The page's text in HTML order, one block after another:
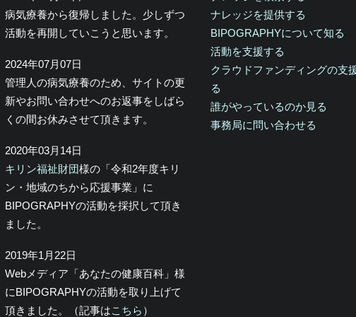
病気療養から復帰しました。少しずつ
活動を再開していこうと思います。
2024年07月07日
管理人の病気療養のため、サイトの更
新やお問い合わせへのお返事をしばら
くの間お休みさせて頂きます。
2020年03月14日
キリン福祉財団様の「令和2年度キリ
ン・地域のちから応援事業」に
BIPOGRAPHYの活動を採択して頂き
ました。
2019年1月22日
Webメディア「あなたの健康百科」様
にBIPOGRAPHYの活動を取り上げて
頂きました。（記事はこちら ）
ナレッジを提供する
BIPOGRAPHYについて知る
活動を支援する
クラウドファンディングの支
る
誰がやっているのか見る
事務局に問い合わせる